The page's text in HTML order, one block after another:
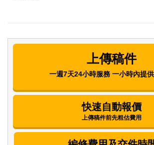
上傳稿件
一週7天24小時服務 一小時內提
快速自動報價
上傳稿件前先粗估費用